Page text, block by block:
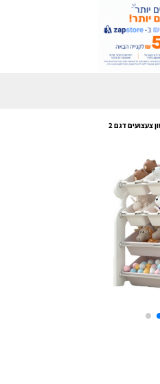
צעצועים דגם 2